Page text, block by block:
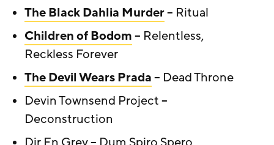
The Black Dahlia Murder– Ritual
Children of Bodom– Relentless,
Reckless Forever
The Devil Wears Prada– Dead Throne
Devin Townsend Project –
Deconstruction